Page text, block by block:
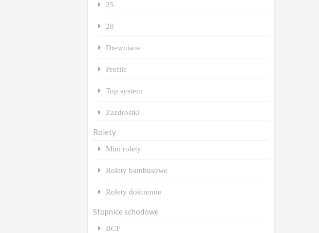
25
28
Drewniane
Profile
Top system
Zazdrostki
Rolety
Mini rolety
Rolety bambusowe
Rolety dościenne
Stopnice schodowe
BCF